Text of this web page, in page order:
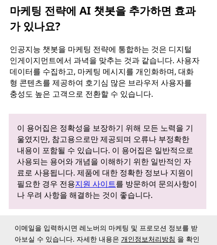
마케팅 전략에 AI 챗봇을 추가하면 효과
가 있나요?
인공지능 챗봇을 마케팅 전략에 통합하는 것은 디지털
인게이지먼트에서 과녁을 맞추는 것과 같습니다. 사용자
데이터를 수집하고, 마케팅 메시지를 개인화하며, 대화
형 콘텐츠를 제공하여 호기심 많은 브라우저 사용자를
충성도 높은 고객으로 전환할 수 있습니다.
이 용어집은 정확성을 보장하기 위해 모든 노력을 기
울였지만, 참고용으로만 제공되며 오류나 부정확한
내용이 포함될 수 있습니다. 이 용어집은 일반적으로
사용되는 용어와 개념을 이해하기 위한 일반적인 자
료로 사용됩니다. 제품에 대한 정확한 정보나 지원이
필요한 경우 전용지원 사이트를 방문하여 문의사항이
나 우려 사항을 해결하는 것이 좋습니다.
이메일을 입력하시면 레노버의 마케팅 및 프로모션 정보를 받
아보실 수 있습니다. 자세한 내용은 개인정보처리방침 을 확인